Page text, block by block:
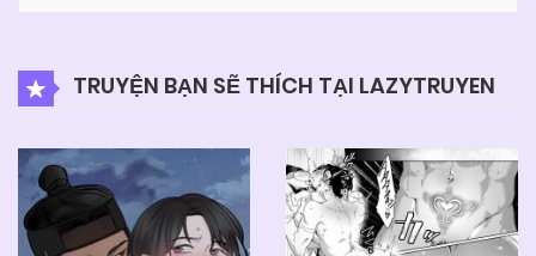
TRUYỆN BẠN SẼ THÍCH TẠI LAZYTRUYEN